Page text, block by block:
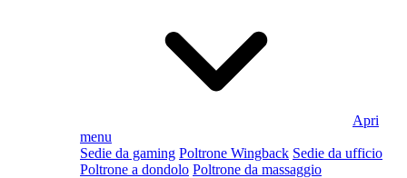
Apri
menu
Sedie da gaming Poltrone Wingback Sedie da ufficio
Poltrone a dondolo Poltrone da massaggio